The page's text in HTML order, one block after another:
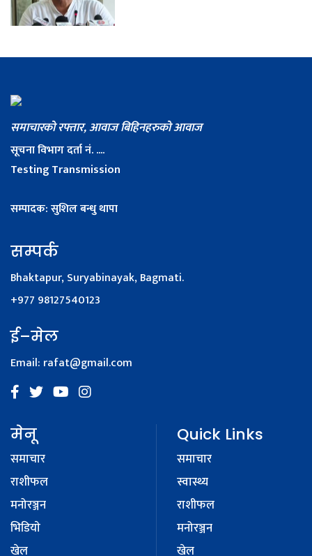
समाचारको रफ्तार, आवाज बिहिनहरुको आवाज
सूचना विभाग दर्ता नं. ....
Testing Transmission
सम्पादक: सुशिल बन्धु थापा
सम्पर्क
Bhaktapur, Suryabinayak, Bagmati.
+977 98127540123
ई–मेल
Email: rafat@gmail.com
मेनू
समाचार
राशीफल
मनोरञ्जन
भिडियाे
खेल
Quick Links
समाचार
स्वास्थ्य
राशीफल
मनोरञ्जन
खेल